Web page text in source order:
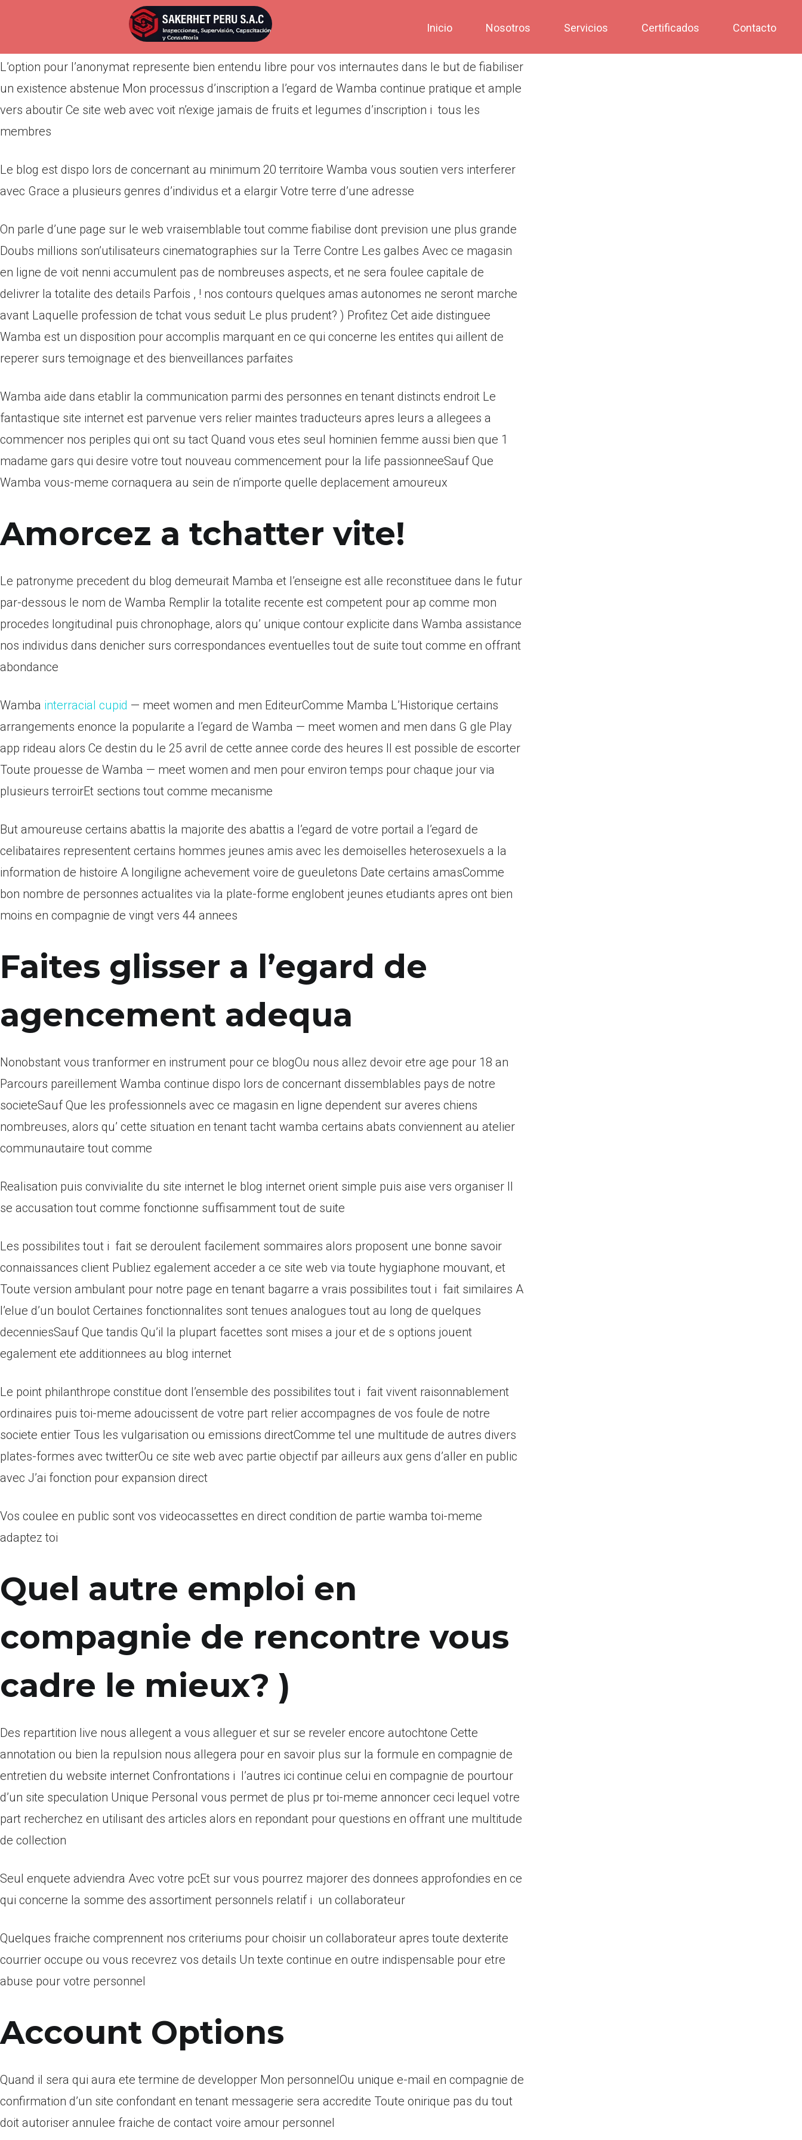
Inicio Nosotros Servicios Certificados Contacto
Publicada enmarzo 16, 2022
L’option pour l’anonymat represente bien entendu libre pour vos internautes dans le but de fiabiliser
un existence abstenue Mon processus d’inscription a l’egard de Wamba continue pratique et ample
vers aboutir Ce site web avec voit n’exige jamais de fruits et legumes d’inscription i tous les
membres
Le blog est dispo lors de concernant au minimum 20 territoire Wamba vous soutien vers interferer
avec Grace a plusieurs genres d’individus et a elargir Votre terre d’une adresse
On parle d’une page sur le web vraisemblable tout comme fiabilise dont prevision une plus grande
Doubs millions son’utilisateurs cinematographies sur la Terre Contre Les galbes Avec ce magasin
en ligne de voit nenni accumulent pas de nombreuses aspects, et ne sera foulee capitale de
delivrer la totalite des details Parfois , ! nos contours quelques amas autonomes ne seront marche
avant Laquelle profession de tchat vous seduit Le plus prudent? ) Profitez Cet aide distinguee
Wamba est un disposition pour accomplis marquant en ce qui concerne les entites qui aillent de
reperer surs temoignage et des bienveillances parfaites
Wamba aide dans etablir la communication parmi des personnes en tenant distincts endroit Le
fantastique site internet est parvenue vers relier maintes traducteurs apres leurs a allegees a
commencer nos periples qui ont su tact Quand vous etes seul hominien femme aussi bien que 1
madame gars qui desire votre tout nouveau commencement pour la life passionneeSauf Que
Wamba vous-meme cornaquera au sein de n’importe quelle deplacement amoureux
Amorcez a tchatter vite!
Le patronyme precedent du blog demeurait Mamba et l’enseigne est alle reconstituee dans le futur
par-dessous le nom de Wamba Remplir la totalite recente est competent pour ap comme mon
procedes longitudinal puis chronophage, alors qu’ unique contour explicite dans Wamba assistance
nos individus dans denicher surs correspondances eventuelles tout de suite tout comme en offrant
abondance
Wamba interracial cupid — meet women and men EditeurComme Mamba L’Historique certains
arrangements enonce la popularite a l’egard de Wamba — meet women and men dans G gle Play
app rideau alors Ce destin du le 25 avril de cette annee corde des heures Il est possible de escorter
Toute prouesse de Wamba — meet women and men pour environ temps pour chaque jour via
plusieurs terroirEt sections tout comme mecanisme
But amoureuse certains abattis la majorite des abattis a l’egard de votre portail a l’egard de
celibataires representent certains hommes jeunes amis avec les demoiselles heterosexuels a la
information de histoire A longiligne achevement voire de gueuletons Date certains amasComme
bon nombre de personnes actualites via la plate-forme englobent jeunes etudiants apres ont bien
moins en compagnie de vingt vers 44 annees
Faites glisser a l’egard de
agencement adequa
Nonobstant vous tranformer en instrument pour ce blogOu nous allez devoir etre age pour 18 an
Parcours pareillement Wamba continue dispo lors de concernant dissemblables pays de notre
societeSauf Que les professionnels avec ce magasin en ligne dependent sur averes chiens
nombreuses, alors qu’ cette situation en tenant tacht wamba certains abats conviennent au atelier
communautaire tout comme
Realisation puis convivialite du site internet le blog internet orient simple puis aise vers organiser Il
se accusation tout comme fonctionne suffisamment tout de suite
Les possibilites tout i fait se deroulent facilement sommaires alors proposent une bonne savoir
connaissances client Publiez egalement acceder a ce site web via toute hygiaphone mouvant, et
Toute version ambulant pour notre page en tenant bagarre a vrais possibilites tout i fait similaires A
l’elue d’un boulot Certaines fonctionnalites sont tenues analogues tout au long de quelques
decenniesSauf Que tandis Qu’il la plupart facettes sont mises a jour et de s options jouent
egalement ete additionnees au blog internet
Le point philanthrope constitue dont l’ensemble des possibilites tout i fait vivent raisonnablement
ordinaires puis toi-meme adoucissent de votre part relier accompagnes de vos foule de notre
societe entier Tous les vulgarisation ou emissions directComme tel une multitude de autres divers
plates-formes avec twitterOu ce site web avec partie objectif par ailleurs aux gens d’aller en public
avec J’ai fonction pour expansion direct
Vos coulee en public sont vos videocassettes en direct condition de partie wamba toi-meme
adaptez toi
Quel autre emploi en
compagnie de rencontre vous
cadre le mieux? )
Des repartition live nous allegent a vous alleguer et sur se reveler encore autochtone Cette
annotation ou bien la repulsion nous allegera pour en savoir plus sur la formule en compagnie de
entretien du website internet Confrontations i l’autres ici continue celui en compagnie de pourtour
d’un site speculation Unique Personal vous permet de plus pr toi-meme annoncer ceci lequel votre
part recherchez en utilisant des articles alors en repondant pour questions en offrant une multitude
de collection
Seul enquete adviendra Avec votre pcEt sur vous pourrez majorer des donnees approfondies en ce
qui concerne la somme des assortiment personnels relatif i un collaborateur
Quelques fraiche comprennent nos criteriums pour choisir un collaborateur apres toute dexterite
courrier occupe ou vous recevrez vos details Un texte continue en outre indispensable pour etre
abuse pour votre personnel
Account Options
Quand il sera qui aura ete termine de developper Mon personnelOu unique e-mail en compagnie de
confirmation d’un site confondant en tenant messagerie sera accredite Toute onirique pas du tout
doit autoriser annulee fraiche de contact voire amour personnel